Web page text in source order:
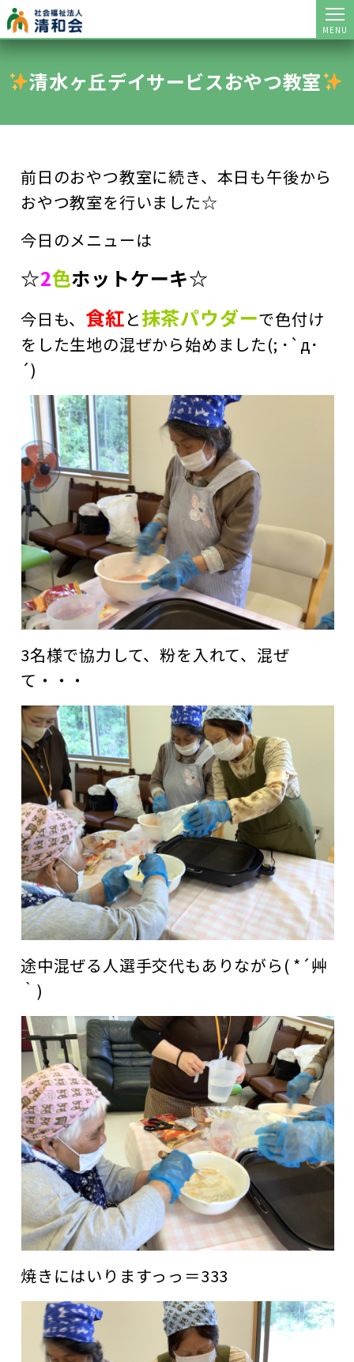
MENU
清水ヶ丘デイサービスおやつ教室
前日のおやつ教室に続き、本日も午後から
おやつ教室を行いました☆
今日のメニューは
☆2色ホットケーキ☆
今日も、 食紅と抹茶パウダーで色付け
をした生地の混ぜから始めました(; ･`д･
´)
3名様で協力して、粉を入れて、混ぜ
て・・・
途中混ぜる人選手交代もありながら( *´艸
｀)
焼きにはいりますっっ＝333